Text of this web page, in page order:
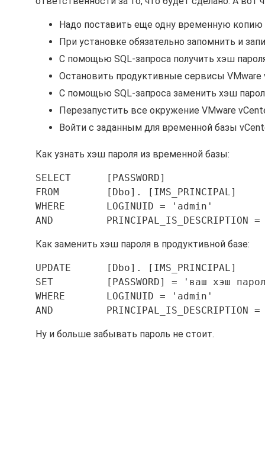
Надо поставить еще одну временную копию
При установке обязательно запомнить и
С помощью SQL-запроса получить хэш
Остановить продуктивные сервисы VMware
С помощью SQL-запроса заменить хэш
Перезапустить все окружение VMware
Войти с заданным для временной базы
Как узнать хэш пароля из временной базы:
SELECT      [PASSWORD]
FROM        [Dbo]. [IMS_PRINCIPAL]
WHERE       LOGINUID = 'admin'
AND
Как заменить хэш пароля в продуктивной базе:
UPDATE      [Dbo]. [IMS_PRINCIPAL]
SET         [PASSWORD] = 'ваш хэш
WHERE       LOGINUID = 'admin'
AND
Ну и больше забывать пароль не стоит.